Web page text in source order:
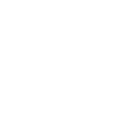
dan Beasiswa Luar Negeri